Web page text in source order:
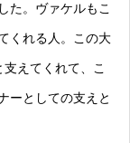
た。ヴァケルもこ
くれる人。この大
えてくれて、こ
ーとしての支えと